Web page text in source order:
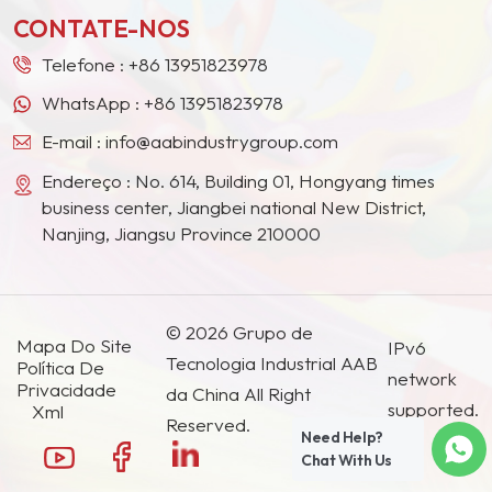
países e regiões.
CONTATE-NOS
Telefone : +86 13951823978
WhatsApp : +86 13951823978
E-mail : info@aabindustrygroup.com
Endereço : No. 614, Building 01, Hongyang times
business center, Jiangbei national New District,
Nanjing, Jiangsu Province 210000
Mapa Do Site
Política De
Privacidade
Xml
© 2026 Grupo de
Tecnologia Industrial AAB
da China All Right
Reserved.
IPv6
network
supported.
Need Help?
Chat With Us